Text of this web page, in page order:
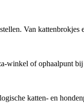
Van kattenbrokjes
winkel of ophaalpunt
katten- en